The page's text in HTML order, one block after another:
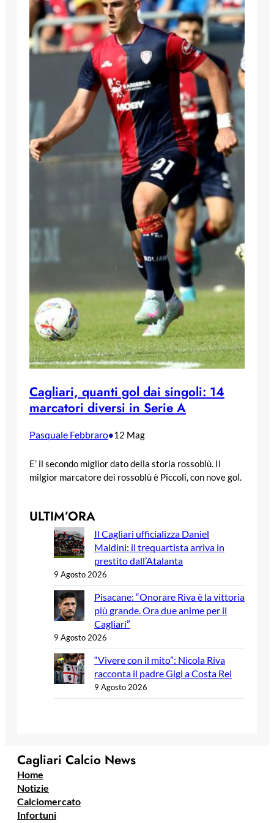
Cagliari, quanti gol dai singoli: 14
marcatori diversi in Serie A
Pasquale Febbraro•12 Mag
E’ il secondo miglior dato della storia rossoblù. Il
milgior marcatore dei rossoblù è Piccoli, con nove gol.
ULTIM’ORA
Il Cagliari ufficializza Daniel
Maldini: il trequartista arriva in
prestito dall’Atalanta
9 Agosto 2026
Pisacane: “Onorare Riva è la vittoria
più grande. Ora due anime per il
Cagliari”
9 Agosto 2026
“Vivere con il mito”: Nicola Riva
racconta il padre Gigi a Costa Rei
9 Agosto 2026
Cagliari Calcio News
Home
Notizie
Calciomercato
Infortuni